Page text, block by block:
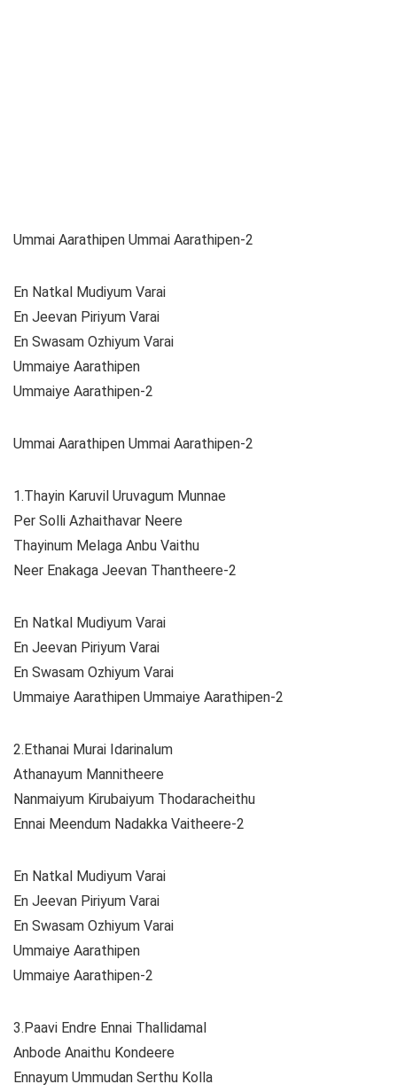
Ummai Aarathipen Ummai Aarathipen-2
En Natkal Mudiyum Varai
En Jeevan Piriyum Varai
En Swasam Ozhiyum Varai
Ummaiye Aarathipen
Ummaiye Aarathipen-2
Ummai Aarathipen Ummai Aarathipen-2
1.Thayin Karuvil Uruvagum Munnae
Per Solli Azhaithavar Neere
Thayinum Melaga Anbu Vaithu
Neer Enakaga Jeevan Thantheere-2
En Natkal Mudiyum Varai
En Jeevan Piriyum Varai
En Swasam Ozhiyum Varai
Ummaiye Aarathipen Ummaiye Aarathipen-2
2.Ethanai Murai Idarinalum
Athanayum Mannitheere
Nanmaiyum Kirubaiyum Thodaracheithu
Ennai Meendum Nadakka Vaitheere-2
En Natkal Mudiyum Varai
En Jeevan Piriyum Varai
En Swasam Ozhiyum Varai
Ummaiye Aarathipen
Ummaiye Aarathipen-2
3.Paavi Endre Ennai Thallidamal
Anbode Anaithu Kondeere
Ennayum Ummudan Serthu Kolla